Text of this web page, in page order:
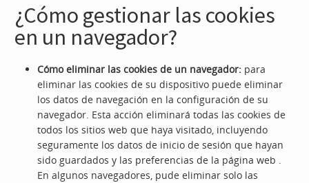
¿Cómo gestionar las cookies
en un navegador?
Cómo eliminar las cookies de un navegador: para
eliminar las cookies de su dispositivo puede eliminar
los datos de navegación en la configuración de su
navegador. Esta acción eliminará todas las cookies de
todos los sitios web que haya visitado, incluyendo
seguramente los datos de inicio de sesión que hayan
sido guardados y las preferencias de la página web .
En algunos navegadores, pude eliminar solo las